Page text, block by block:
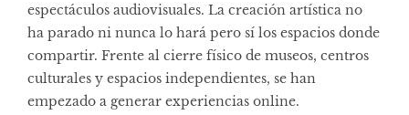
espectáculos audiovisuales. La creación artística no
ha parado ni nunca lo hará pero sí los espacios donde
compartir. Frente al cierre físico de museos, centros
culturales y espacios independientes, se han
empezado a generar experiencias online.